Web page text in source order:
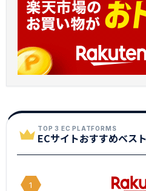
TOP 3 EC PLATFORMS
ECサイトおすすめベス
1